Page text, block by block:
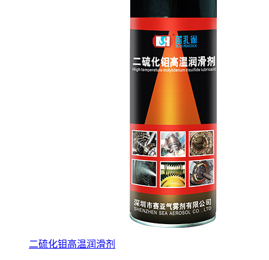
二硫化钼高温润滑剂